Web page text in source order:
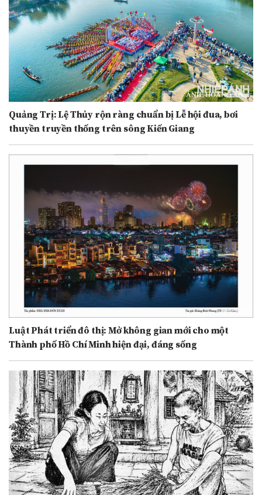
Quảng Trị: Lệ Thủy rộn ràng chuẩn bị Lễ hội đua, bơi
thuyền truyền thống trên sông Kiến Giang
Luật Phát triển đô thị: Mở không gian mới cho một
Thành phố Hồ Chí Minh hiện đại, đáng sống